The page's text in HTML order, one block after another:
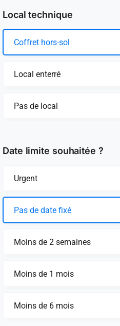
Local technique
Coffret hors-sol
Local enterré
Pas de local
Date limite souhaitée ?
Urgent
Pas de date fixé
Moins de 2 semaines
Moins de 1 mois
Moins de 6 mois